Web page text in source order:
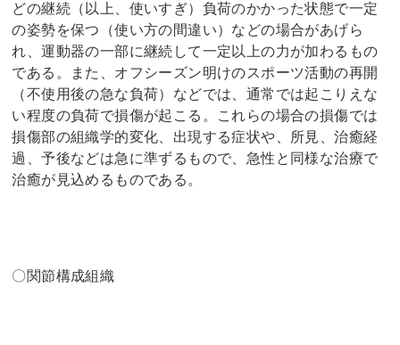
どの継続（以上、使いすぎ）負荷のかかった状態で一定
の姿勢を保つ（使い方の間違い）などの場合があげら
れ、運動器の一部に継続して一定以上の力が加わるもの
である。また、オフシーズン明けのスポーツ活動の再開
（不使用後の急な負荷）などでは、通常では起こりえな
い程度の負荷で損傷が起こる。これらの場合の損傷では
損傷部の組織学的変化、出現する症状や、所見、治癒経
過、予後などは急に準ずるもので、急性と同様な治療で
治癒が見込めるものである。
〇関節構成組織